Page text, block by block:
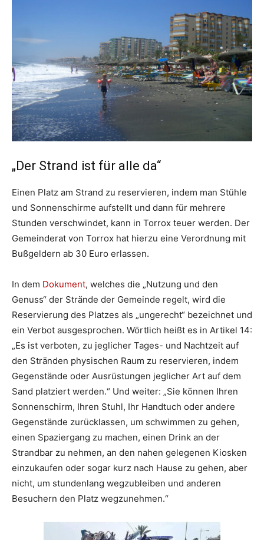
„Der Strand ist für alle da“
Einen Platz am Strand zu reservieren, indem man Stühle
und Sonnenschirme aufstellt und dann für mehrere
Stunden verschwindet, kann in Torrox teuer werden. Der
Gemeinderat von Torrox hat hierzu eine Verordnung mit
Bußgeldern ab 30 Euro erlassen.
In dem Dokument, welches die „Nutzung und den
Genuss“ der Strände der Gemeinde regelt, wird die
Reservierung des Platzes als „ungerecht“ bezeichnet und
ein Verbot ausgesprochen. Wörtlich heißt es in Artikel 14:
„Es ist verboten, zu jeglicher Tages- und Nachtzeit auf
den Stränden physischen Raum zu reservieren, indem
Gegenstände oder Ausrüstungen jeglicher Art auf dem
Sand platziert werden.“ Und weiter: „Sie können Ihren
Sonnenschirm, Ihren Stuhl, Ihr Handtuch oder andere
Gegenstände zurücklassen, um schwimmen zu gehen,
einen Spaziergang zu machen, einen Drink an der
Strandbar zu nehmen, an den nahen gelegenen Kiosken
einzukaufen oder sogar kurz nach Hause zu gehen, aber
nicht, um stundenlang wegzubleiben und anderen
Besuchern den Platz wegzunehmen.“